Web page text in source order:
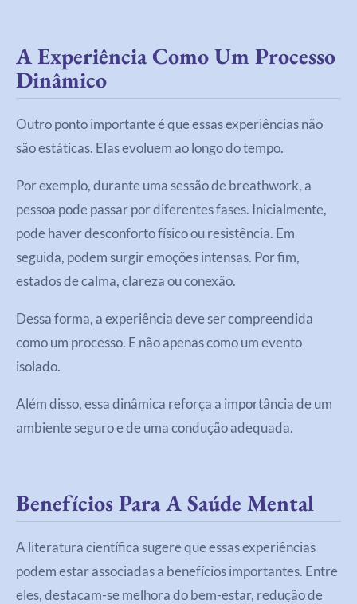
A Experiência Como Um Processo
Dinâmico
Outro ponto importante é que essas experiências não
são estáticas. Elas evoluem ao longo do tempo.
Por exemplo, durante uma sessão de breathwork, a
pessoa pode passar por diferentes fases. Inicialmente,
pode haver desconforto físico ou resistência. Em
seguida, podem surgir emoções intensas. Por fim,
estados de calma, clareza ou conexão.
Dessa forma, a experiência deve ser compreendida
como um processo. E não apenas como um evento
isolado.
Além disso, essa dinâmica reforça a importância de um
ambiente seguro e de uma condução adequada.
Benefícios Para A Saúde Mental
A literatura científica sugere que essas experiências
podem estar associadas a benefícios importantes. Entre
eles, destacam-se melhora do bem-estar, redução de